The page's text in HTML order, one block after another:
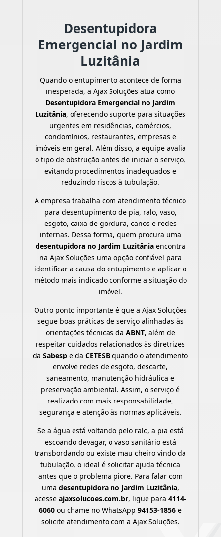
Desentupidora
Emergencial no Jardim
Luzitânia
Quando o entupimento acontece de forma
inesperada, a Ajax Soluções atua como
Desentupidora Emergencial no Jardim
Luzitânia, oferecendo suporte para situações
urgentes em residências, comércios,
condomínios, restaurantes, empresas e
imóveis em geral. Além disso, a equipe avalia
o tipo de obstrução antes de iniciar o serviço,
evitando procedimentos inadequados e
reduzindo riscos à tubulação.
A empresa trabalha com atendimento técnico
para desentupimento de pia, ralo, vaso,
esgoto, caixa de gordura, canos e redes
internas. Dessa forma, quem procura uma
desentupidora no Jardim Luzitâniaencontra
na Ajax Soluções uma opção confiável para
identificar a causa do entupimento e aplicar o
método mais indicado conforme a situação do
imóvel.
Outro ponto importante é que a Ajax Soluções
segue boas práticas de serviço alinhadas às
orientações técnicas da ABNT, além de
respeitar cuidados relacionados às diretrizes
daSabesp e daCETESB quando o atendimento
envolve redes de esgoto, descarte,
saneamento, manutenção hidráulica e
preservação ambiental. Assim, o serviço é
realizado com mais responsabilidade,
segurança e atenção às normas aplicáveis.
Se a água está voltando pelo ralo, a pia está
escoando devagar, o vaso sanitário está
transbordando ou existe mau cheiro vindo da
tubulação, o ideal é solicitar ajuda técnica
antes que o problema piore. Para falar com
uma desentupidora no Jardim Luzitânia,
acesse ajaxsolucoes.com.br, ligue para 4114-
6060 ou chame no WhatsApp94153-1856 e
solicite atendimento com a Ajax Soluções.